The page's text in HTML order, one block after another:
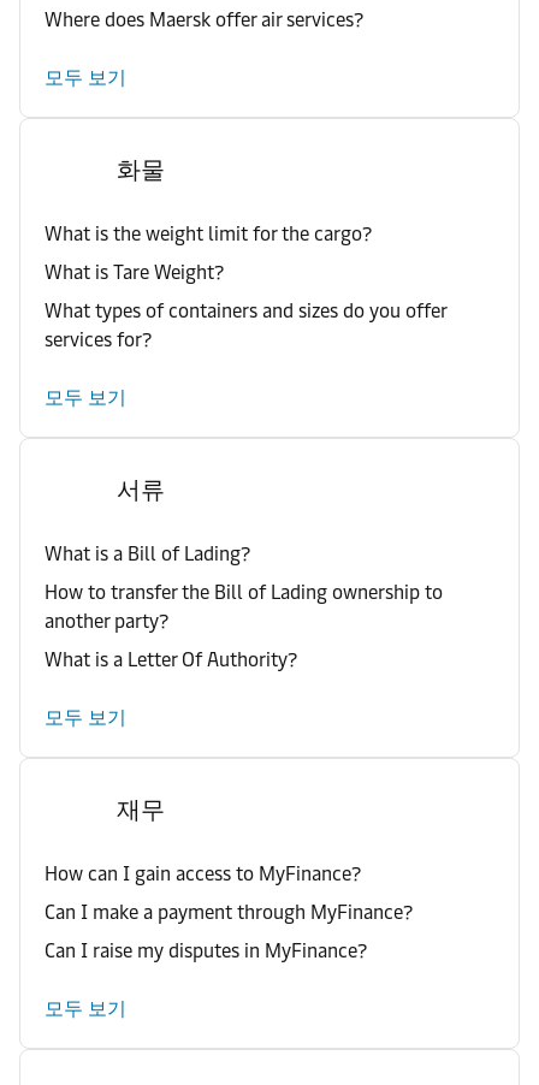
Where does Maersk offer air services?
모두 보기
화물
What is the weight limit for the cargo?
What is Tare Weight?
What types of containers and sizes do you offer
services for?
모두 보기
서류
What is a Bill of Lading?
How to transfer the Bill of Lading ownership to
another party?
What is a Letter Of Authority?
모두 보기
재무
How can I gain access to MyFinance?
Can I make a payment through MyFinance?
Can I raise my disputes in MyFinance?
모두 보기